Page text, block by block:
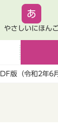
やさしいにほん
版（令和2年6